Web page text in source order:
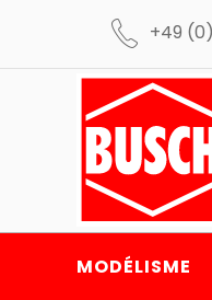
+49
MODÉLISME